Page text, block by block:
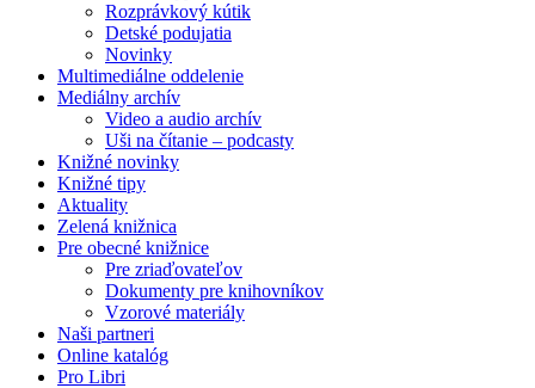
Rozprávkový kútik
Detské podujatia
Novinky
Multimediálne oddelenie
Mediálny archív
Video a audio archív
Uši na čítanie – podcasty
Knižné novinky
Knižné tipy
Aktuality
Zelená knižnica
Pre obecné knižnice
Pre zriaďovateľov
Dokumenty pre knihovníkov
Vzorové materiály
Naši partneri
Online katalóg
Pro Libri